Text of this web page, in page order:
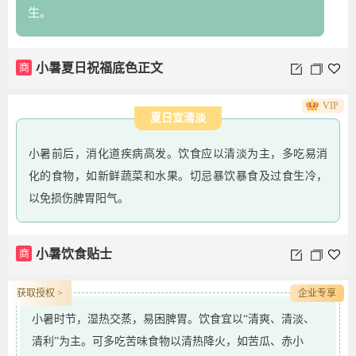
生。
商 小暑夏日祝福底色正文
夏日宜清淡
小暑前后，消化道疾病高发。饮食应以清淡为主，多吃易消
化的食物，如新鲜蔬菜和水果。切忌暴饮暴食及过食生冷，
以免损伤脾胃阳气。
商 小暑饮食贴士
VIP
小暑时节，湿热交蒸，易困脾胃。饮食宜以“清爽、清淡、
清利”为主。可多吃苦味食物以清热降火，如苦瓜、赤小
获取授权 > 企业专享